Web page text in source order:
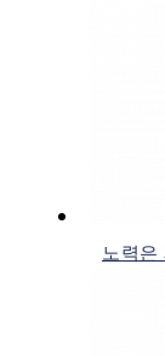
노력은